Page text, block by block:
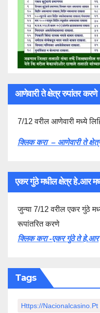
आणेवारी ते क्षेत्र रुपांतर करणे
7/12 वरील आणेवारी मध्ये
क्लिक करा – आणेवारी ते
एकर गुंठे मधील क्षेत्र हे.आर
जुन्या 7/12 वरील एकर गुंठे
रूपांतरित करणे
क्लिक करा -एकर गुंठे ते हे.आर
Tags
Https://nacionalcasino.pt